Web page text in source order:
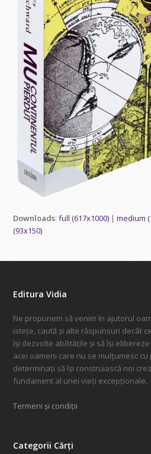
Downloads:full (617x1000) |medium
(93x150)
Editura Vidia
Ne propunem să venim în ajutorul
istețe, caută și alte răspunsuri decât
își dezvolte abilitățile și să își
acei oameni care nu se mulțumesc cu
determinați să își construiască noi
fundament al unei vieți excepționale.
Termeni și condiții
Categorii Cărți